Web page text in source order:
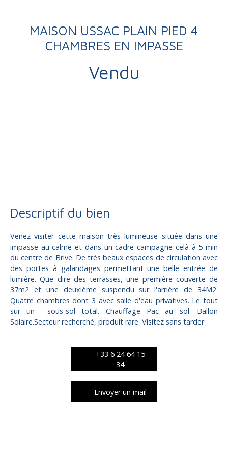
MAISON USSAC PLAIN PIED 4
CHAMBRES EN IMPASSE
Vendu
Descriptif du bien
Venez visiter cette maison très lumineuse située dans une
impasse au calme et dans un cadre campagne celà à 5 min
du centre de Brive. De très beaux espaces de circulation avec
des portes à galandages permettant une belle entrée de
lumière. Que dire des terrasses, une première couverte de
37m2 et une deuxième suspendu sur l'arrière de 34M2.
Quatre chambres dont 3 avec salle d'eau privatives. Le tout
sur un sous-sol total. Chauffage Pac au sol. Ballon
Solaire.Secteur recherché, produit rare. Visitez sans tarder
+33 6 24 64 15
34
Envoyer un mail